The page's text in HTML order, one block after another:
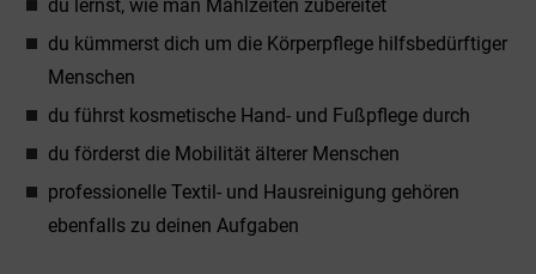
du lernst, wie man Mahlzeiten zubereitet
du kümmerst dich um die Körperpflege hilfsbedürftiger
Menschen
du führst kosmetische Hand- und Fußpflege durch
du förderst die Mobilität älterer Menschen
professionelle Textil- und Hausreinigung gehören
ebenfalls zu deinen Aufgaben